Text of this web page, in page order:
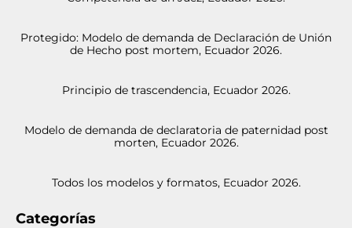
Protegido: Modelo de demanda de Declaración de Unión
de Hecho post mortem, Ecuador 2026.
Principio de trascendencia, Ecuador 2026.
Modelo de demanda de declaratoria de paternidad post
morten, Ecuador 2026.
Todos los modelos y formatos, Ecuador 2026.
Categorías